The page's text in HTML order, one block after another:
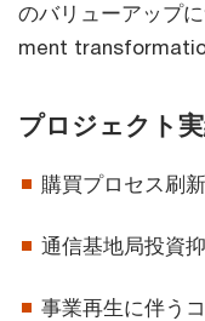
のバリューアップ
ment
プロジェクト実
購買プロセス刷
通信基地局投資抑
事業再生に伴う